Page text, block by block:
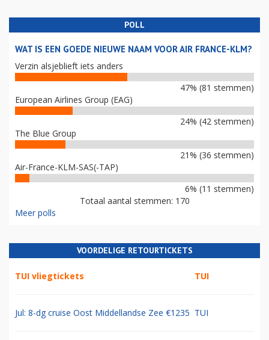
POLL
WAT IS EEN GOEDE NIEUWE NAAM VOOR AIR FRANCE-KLM?
Verzin alsjeblieft iets anders
47% (81 stemmen)
European Airlines Group (EAG)
24% (42 stemmen)
The Blue Group
21% (36 stemmen)
Air-France-KLM-SAS(-TAP)
6% (11 stemmen)
Totaal aantal stemmen: 170
Meer polls
VOORDELIGE RETOURTICKETS
TUI vliegtickets TUI
Jul: 8-dg cruise Oost Middellandse Zee €1235 TUI